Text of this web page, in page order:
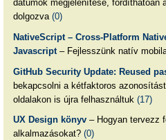
dátumok megjelenítése, fordíthatóan
dolgozva (0)
NativeScript – Cross-Platform
Javascript– Fejlesszünk natív
GitHub Security Update: Reused
bekapcsolni a kétfaktoros
oldalakon is újra felhasználtuk (17)
UX Design könyv– Hogyan tervezz
alkalmazásokat? (0)